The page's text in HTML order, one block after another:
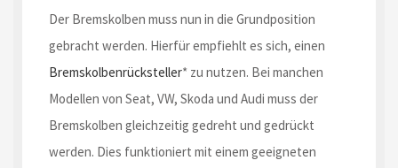
Der Bremskolben muss nun in die Grundposition
gebracht werden. Hierfür empfiehlt es sich, einen
Bremskolbenrücksteller* zu nutzen. Bei manchen
Modellen von Seat, VW, Skoda und Audi muss der
Bremskolben gleichzeitig gedreht und gedrückt
werden. Dies funktioniert mit einem geeigneten